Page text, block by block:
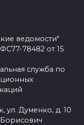
ведомости"
78482 от 15
служба по
ул. Думенко, д. 10